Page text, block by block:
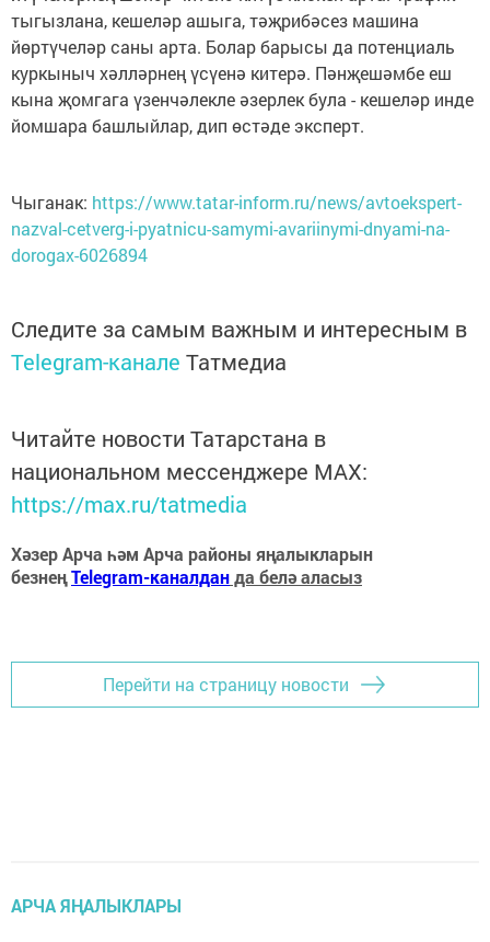
тыгызлана, кешеләр ашыга, тәҗрибәсез машина
йөртүчеләр саны арта. Болар барысы да потенциаль
куркыныч хәлләрнең үсүенә китерә. Пәнҗешәмбе еш
кына җомгага үзенчәлекле әзерлек була - кешеләр инде
йомшара башлыйлар, дип өстәде эксперт.
Чыганак: https://www.tatar-inform.ru/news/avtoekspert-
nazval-cetverg-i-pyatnicu-samymi-avariinymi-dnyami-na-
dorogax-6026894
Следите за самым важным и интересным в
Telegram-канале Татмедиа
Читайте новости Татарстана в
национальном мессенджере MАХ:
https://max.ru/tatmedia
Хәзер Арча һәм Арча районы яңалыкларын
безнеңTelegram-каналданда белә аласыз
Перейти на страницу новости
АРЧА ЯҢАЛЫКЛАРЫ